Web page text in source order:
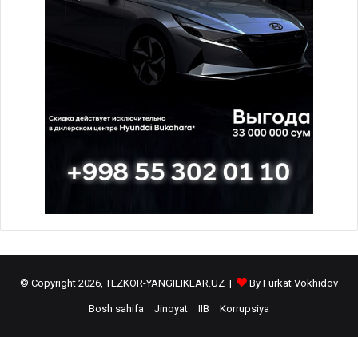
© Copyright 2026, TEZKOR-YANGILIKLAR.UZ | By Furkat Vokhidov
Bosh sahifa Jinoyat IIB Korrupsiya